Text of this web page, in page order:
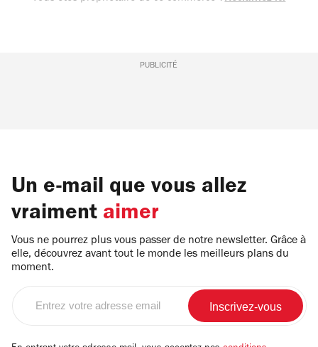
PUBLICITÉ
Un e-mail que vous allez
vraiment aimer
Vous ne pourrez plus vous passer de notre newsletter. Grâce à
elle, découvrez avant tout le monde les meilleurs plans du
moment.